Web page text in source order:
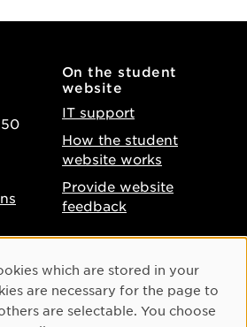
On the student
website
IT support
How the student
website works
Provide website
feedback
Instagram
Youtube
which are stored in your
are necessary for the page to
are selectable. You choose